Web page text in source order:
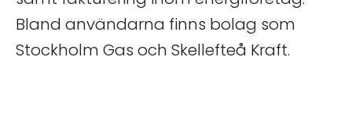
Bland användarna finns bolag som
Stockholm Gas och Skellefteå Kraft.